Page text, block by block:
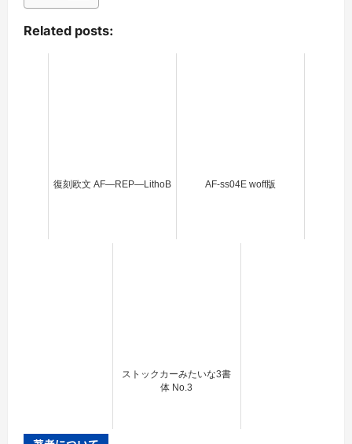
Related posts:
復刻欧文 AF―REP―LithoB AF-ss04E woff版
ストックカーみたいな3書
体 No.3